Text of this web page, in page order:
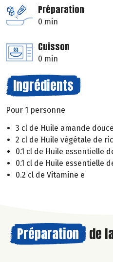
Préparation
0 min
Cuisson
0 min
Ingrédients
Pour 1 personne
3 cl de Huile amande douce
2 cl de Huile végétale de
0.1 cl de Huile essentielle
0.1 cl de Huile essentielle
0.2 cl de Vitamine e
Préparation de